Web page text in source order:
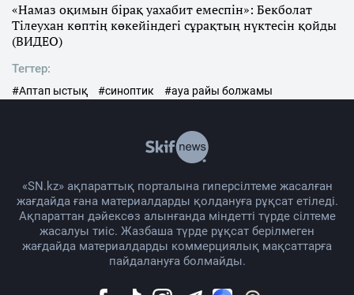
«Намаз оқимын бірақ уахабит емеспін»: Бекболат
Тілеухан көптің көкейіндегі сұрақтың нүктесін қойды
(ВИДЕО)
Тегтер:
#Аптап ыстық #синоптик #ауа райы болжамы
«SN.kz» ақпараттық порталына гиперсілтеме жасалған
жағдайда ғана материалдарды қолдануға рұқсат етіледі.
Ақпараттан дәйексөз алынғанда міндетті түрде сілтеме
жасалуы тиіс. Жазбаша түрде рұқсат берілмеген
жағдайда материалдарды коммерциялық мақсаттарға
пайдалануға болмайды.